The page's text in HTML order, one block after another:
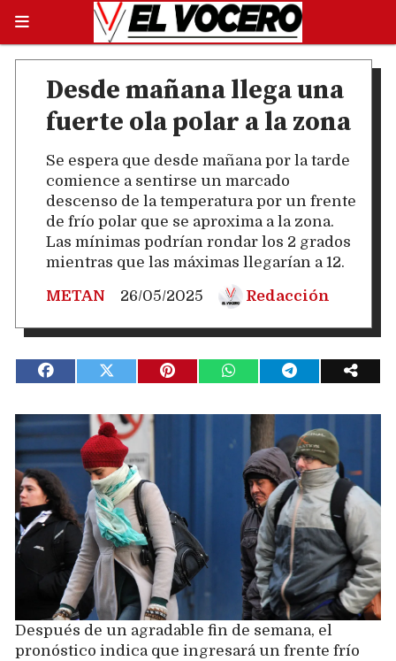
Desde mañana llega una
fuerte ola polar a la zona
Se espera que desde mañana por la tarde
comience a sentirse un marcado
descenso de la temperatura por un frente
de frío polar que se aproxima a la zona.
Las mínimas podrían rondar los 2 grados
mientras que las máximas llegarían a 12.
METAN 26/05/2025 Redacción
Después de un agradable fin de semana, el
pronóstico indica que ingresará un frente frío